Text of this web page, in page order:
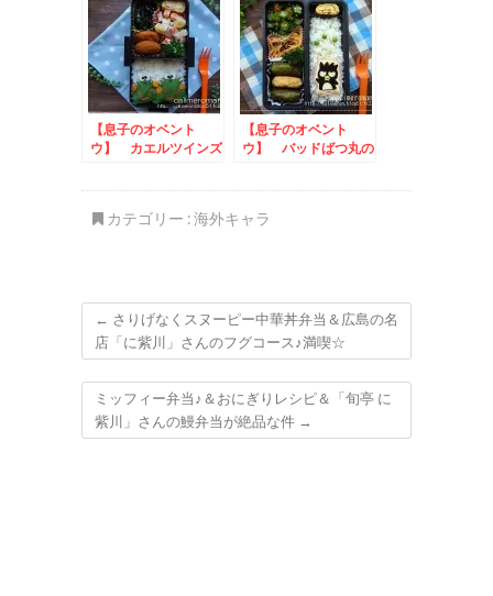
【息子のオベント
ウ】 カエルツインズ
【息子のオベント
ウ】 バッドばつ丸の
カテゴリー :海外キャラ
← さりげなくスヌーピー中華丼弁当＆広島の名
店「に紫川」さんのフグコース♪満喫☆
ミッフィー弁当♪＆おにぎりレシピ＆「旬亭 に
紫川」さんの鰻弁当が絶品な件 →